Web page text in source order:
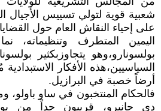
شعبية قوية لتولي تسييس الأجيال
على إحياء النقاش العام حول
اليمين المتطرف
بولسونارو،وهو يتجاوزبكثير
السياسيين،هذه الأفكار
أرضاً خصبة في البرازيل.
فالحكام المنتخبون في ساو باولو،
دي جانيرو، قريبون جداً من